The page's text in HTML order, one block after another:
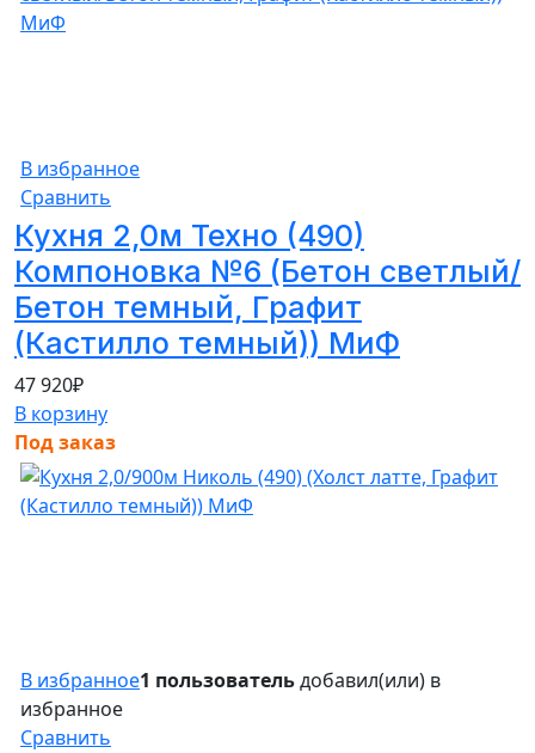
В избранное
Сравнить
Кухня 2,0м Техно (490)
Компоновка №6 (Бетон светлый/
Бетон темный, Графит
(Кастилло темный)) МиФ
47 920₽
В корзину
Под заказ
В избранное1 пользовательдобавил(или) в
избранное
Сравнить